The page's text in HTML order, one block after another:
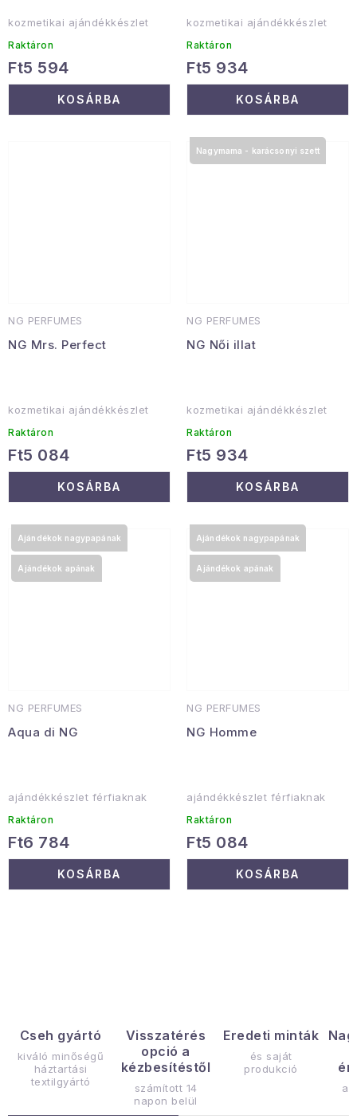
kozmetikai ajándékkészlet
Raktáron
Ft5 594
KOSÁRBA
kozmetikai ajándékkészlet
Raktáron
Ft5 934
KOSÁRBA
NG PERFUMES
NG Mrs. Perfect
kozmetikai ajándékkészlet
Raktáron
Ft5 084
KOSÁRBA
NG PERFUMES
NG Női illat
Nagymama - karácsonyi szett
kozmetikai ajándékkészlet
Raktáron
Ft5 934
KOSÁRBA
NG PERFUMES
Aqua di NG
Ajándékok nagypapának
Ajándékok apának
ajándékkészlet férfiaknak
Raktáron
Ft6 784
KOSÁRBA
NG PERFUMES
NG Homme
Ajándékok nagypapának
Ajándékok apának
ajándékkészlet férfiaknak
Raktáron
Ft5 084
KOSÁRBA
Cseh gyártó
kiváló minőségű
háztartási
textilgyártó
Visszatérés
opció a
kézbesítéstől
számított 14
napon belül
Eredeti minták
és saját
produkció